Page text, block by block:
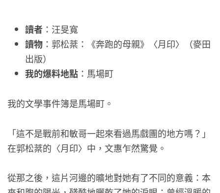
讀者 ：汪旻寬
讀物 ：郭松棻：《奔跑的母親》〈月印〉（麥田
出版）
​我的爆料地點 ：馬場町
我的文學事件簿是馬場町。
「這不是戰前和敏哥一起來看過馬戲團的地方嗎？」
在郭松棻的〈月印〉中，文惠乍然驚覺。
從那之後，這片河邊的曠地對她有了不同的意義：本